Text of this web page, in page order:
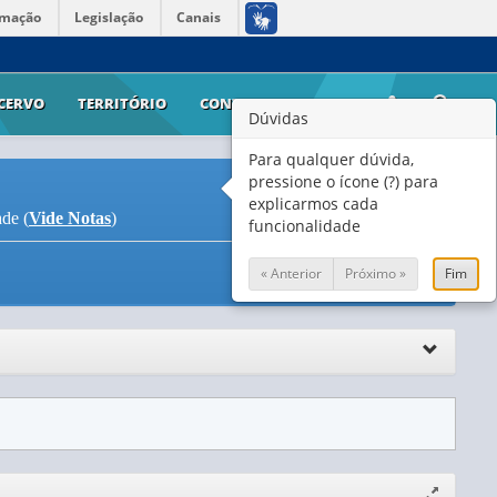
Legislação Canais
TERRITÓRIO CONTATO AJUDA
(Vide Notas)
Dúvidas
Para qualquer dúvida,
pressione o ícone (?) para
explicarmos cada
funcionalidade
« Anterior Próximo » Fim